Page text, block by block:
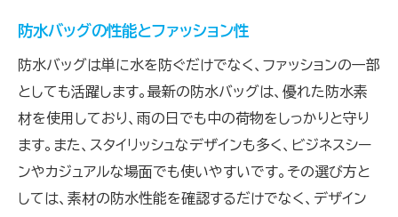
防水バッグの性能とファッション性
防水バッグは単に水を防ぐだけでなく、ファッションの一部
としても活躍します。最新の防水バッグは、優れた防水素
材を使用しており、雨の日でも中の荷物をしっかりと守り
ます。また、スタイリッシュなデザインも多く、ビジネスシー
ンやカジュアルな場面でも使いやすいです。その選び方と
しては、素材の防水性能を確認するだけでなく、デザイン